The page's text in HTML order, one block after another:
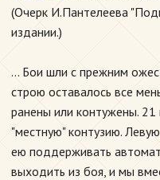
(Очерк И.Пантелеева
издании.)
... Бои шли с прежним
строю оставалось все
ранены или контужены.
"местную" контузию.
ею поддерживать
выходить из боя, и мы